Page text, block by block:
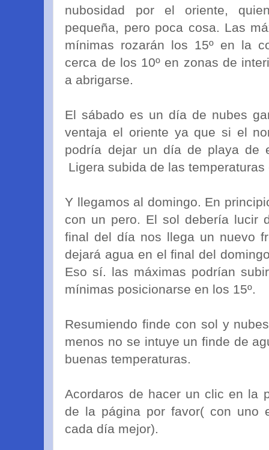
nubosidad por el oriente,
pequeña, pero poca cosa. Las
mínimas rozarán los 15º en la
cerca de los 10º en zonas de
a abrigarse.
El sábado es un día de nubes
ventaja el oriente ya que si el
podría dejar un día de playa de
Ligera subida de las
Y llegamos al domingo. En
con un pero. El sol debería lucir
final del día nos llega un nuevo
dejará agua en el final del
Eso sí. las máximas podrían
mínimas posicionarse en los 15º.
Resumiendo finde con sol y
menos no se intuye un finde de
buenas temperaturas.
Acordaros de hacer un clic en la
de la página por favor( con uno
cada día mejor).